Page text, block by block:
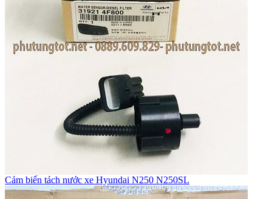
Cảm biến tách nước xe Hyundai N250 N250SL